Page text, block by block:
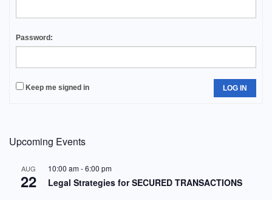
Password:
Keep me signed in LOG IN
Upcoming Events
AUG
22
10:00 am-6:00 pm
Legal Strategies for SECURED TRANSACTIONS